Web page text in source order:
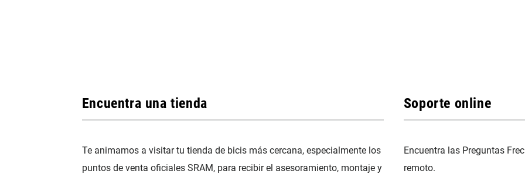
Encuentra una tienda
Te animamos a visitar tu tienda de bicis más cercana, especialmente los
puntos de venta oficiales SRAM, para recibir el asesoramiento, montaje y
Soporte online
Encuentra las Preguntas
remoto.